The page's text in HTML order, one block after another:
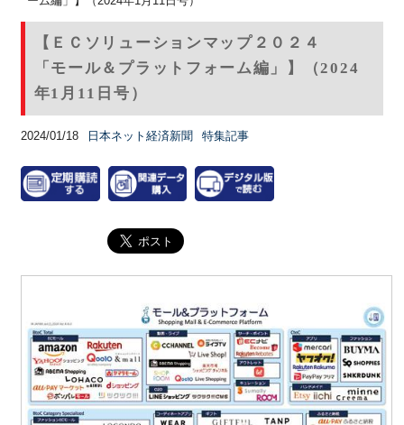
【ＥＣソリューションマップ２０２４
「モール＆プラットフォーム編」】（2024
年1月11日号）
2024/01/18 日本ネット経済新聞 特集記事